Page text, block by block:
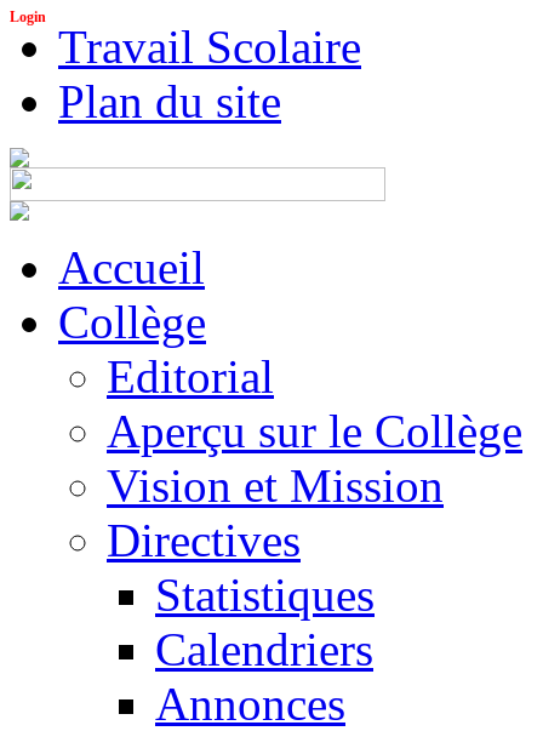
Login
Travail Scolaire
Plan du site
Accueil
Collège
Editorial
Aperçu sur le Collège
Vision et Mission
Directives
Statistiques
Calendriers
Annonces